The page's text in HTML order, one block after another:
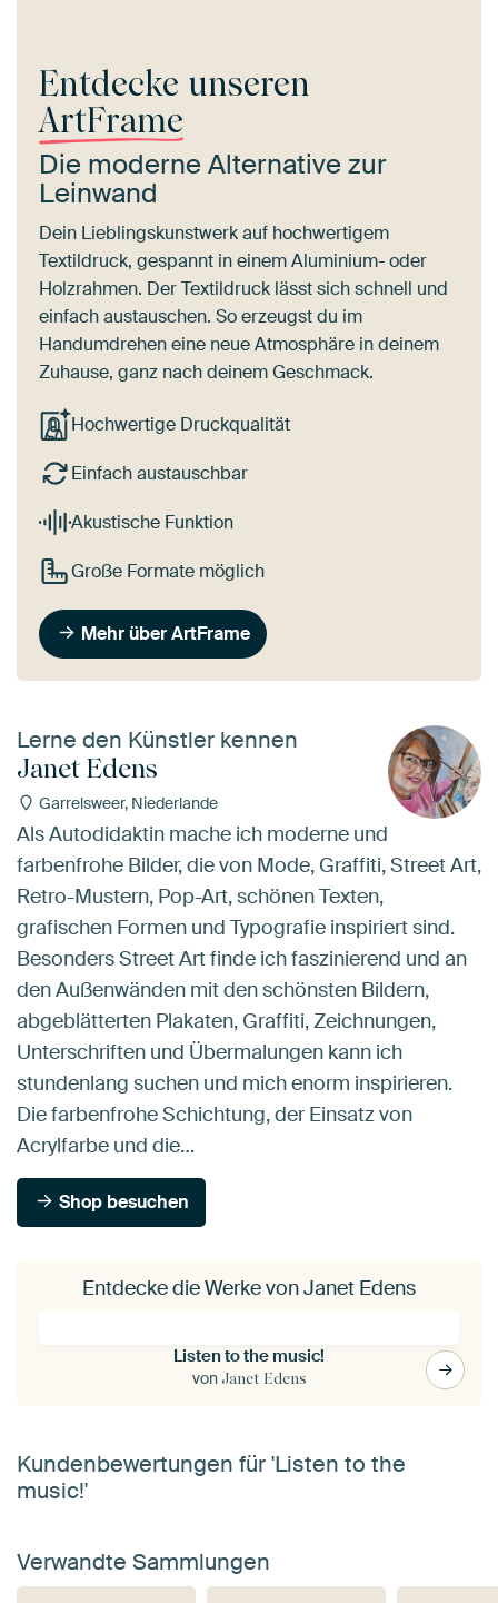
Entdecke unseren
ArtFrame
Die moderne Alternative zur
Leinwand
Dein Lieblingskunstwerk auf hochwertigem
Textildruck, gespannt in einem Aluminium- oder
Holzrahmen. Der Textildruck lässt sich schnell und
einfach austauschen. So erzeugst du im
Handumdrehen eine neue Atmosphäre in deinem
Zuhause, ganz nach deinem Geschmack.
Hochwertige Druckqualität
Einfach austauschbar
Akustische Funktion
Große Formate möglich
Mehr über ArtFrame
Lerne den Künstler kennen
Janet Edens
Garrelsweer, Niederlande
Als Autodidaktin mache ich moderne und
farbenfrohe Bilder, die von Mode, Graffiti, Street Art,
Retro-Mustern, Pop-Art, schönen Texten,
grafischen Formen und Typografie inspiriert sind.
Besonders Street Art finde ich faszinierend und an
den Außenwänden mit den schönsten Bildern,
abgeblätterten Plakaten, Graffiti, Zeichnungen,
Unterschriften und Übermalungen kann ich
stundenlang suchen und mich enorm inspirieren.
Die farbenfrohe Schichtung, der Einsatz von
Acrylfarbe und die…
Shop besuchen
Entdecke die Werke von Janet Edens
Listen to the music!
vonJanet Edens
Kundenbewertungen für 'Listen to the
music!'
Verwandte Sammlungen